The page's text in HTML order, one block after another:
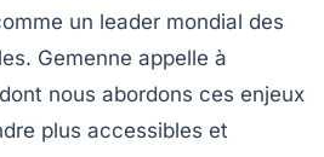
un leader mondial des
. Gemenne appelle à
nous abordons ces enjeux
plus accessibles et